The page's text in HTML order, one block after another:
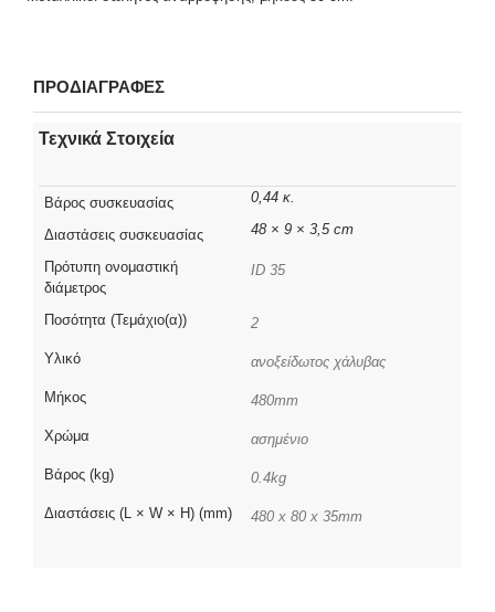
ΠΡΟΔΙΑΓΡΑΦΕΣ
Τεχνικά Στοιχεία
Βάρος συσκευασίας 0,44 κ.
Διαστάσεις συσκευασίας 48 × 9 × 3,5 cm
Πρότυπη ονομαστική
διάμετρος
ID 35
Ποσότητα (Τεμάχιο(α)) 2
Υλικό ανοξείδωτος χάλυβας
Μήκος 480mm
Χρώμα ασημένιο
Βάρος (kg) 0.4kg
Διαστάσεις (L × W × H) (mm) 480 x 80 x 35mm